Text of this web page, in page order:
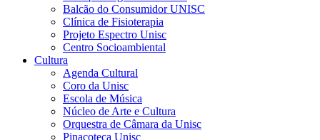
Balcão do Consumidor UNISC
Clínica de Fisioterapia
Projeto Espectro Unisc
Centro Socioambiental
Cultura
Agenda Cultural
Coro da Unisc
Escola de Música
Núcleo de Arte e Cultura
Orquestra de Câmara da Unisc
Pinacoteca Unisc